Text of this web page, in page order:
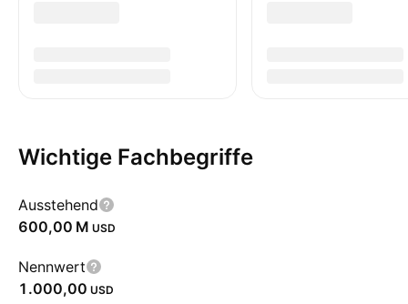
Wichtige Fachbegriffe
Ausstehend
‪600,00 M‬ USD
Nennwert
1.000,00 USD